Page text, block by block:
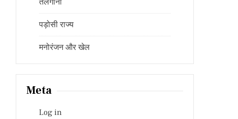
तेलंगाना
पड़ोसी राज्य
मनोरंजन और खेल
Meta
Log in